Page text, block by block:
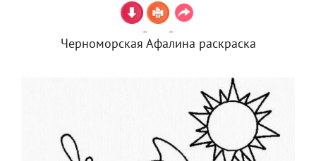
Черноморская Афалина раскраска